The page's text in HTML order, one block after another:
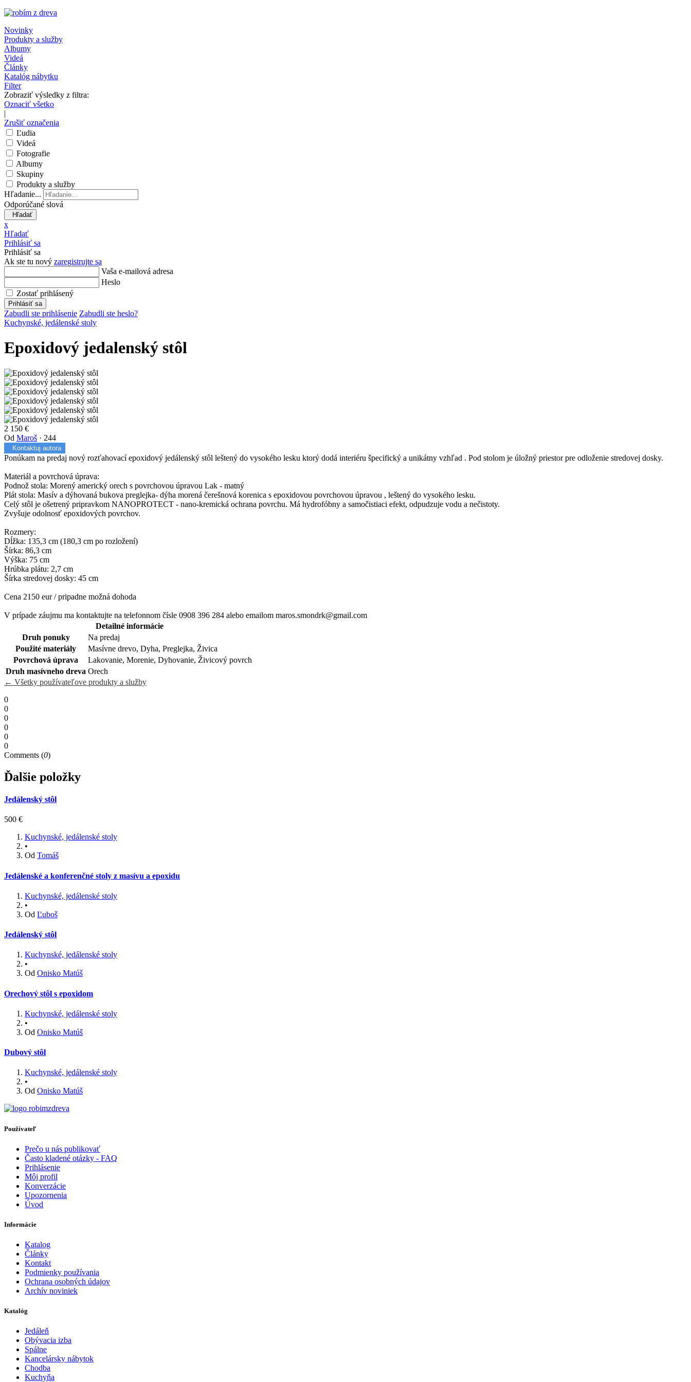
Novinky
Produkty a služby
Albumy
Videá
Články
Katalóg nábytku
Filter
Zobraziť výsledky z filtra:
Oznaciť všetko
|
Zrušiť označenia
Ľudia
Videá
Fotografie
Albumy
Skupiny
Produkty a služby
Hľadanie...
Odporúčané slová
Hľadať
x
Hľadať
Prihlásiť sa
Prihlásiť sa
Ak ste tu nový zaregistrujte sa
Vaša e-mailová adresa
Heslo
Zostať prihlásený
Prihlásiť sa
Zabudli ste prihlásenie Zabudli ste heslo?
Kuchynské, jedálenské stoly
Epoxidový jedalenský stôl
2 150 €
Od Maroš · 244
Kontaktuj autora
Ponúkam na predaj nový rozťahovací epoxidový jedálenský stôl leštený do vysokého lesku ktorý dodá interiéru špecifický a unikátny vzhľad . Pod stolom je úložný priestor pre odloženie stredovej dosky.
Materiál a povrchová úprava:
Podnož stola: Morený americký orech s povrchovou úpravou Lak - matný
Plát stola: Masív a dýhovaná bukova preglejka- dýha morená čerešnová korenica s epoxidovou povrchovou úpravou , leštený do vysokého lesku.
Celý stôl je ošetrený pripravkom NANOPROTECT - nano-kremická ochrana povrchu. Má hydrofóbny a samočistiaci efekt, odpudzuje vodu a nečistoty.
Zvyšuje odolnosť epoxidových povrchov.
Rozmery:
Dĺžka: 135,3 cm (180,3 cm po rozložení)
Šírka: 86,3 cm
Výška: 75 cm
Hrúbka plátu: 2,7 cm
Šírka stredovej dosky: 45 cm
Cena 2150 eur / pripadne možná dohoda
V prípade záujmu ma kontaktujte na telefonnom čísle 0908 396 284 alebo emailom maros.smondrk@gmail.com
Detailné informácie
Druh ponuky
Na predaj
Použité materiály
Masívne drevo, Dyha, Preglejka, Živica
Povrchová úprava
Lakovanie, Morenie, Dyhovanie, Živicový povrch
Druh masívneho dreva Orech
← Všetky používateľove produkty a služby
0
0
0
0
0
0
Comments (0)
Ďalšie položky
Jedálenský stôl
500 €
Kuchynské, jedálenské stoly
•
Od Tomáš
Jedálenské a konferenčné stoly z masívu a epoxidu
Kuchynské, jedálenské stoly
•
Od Ľuboš
Jedálenský stôl
Kuchynské, jedálenské stoly
•
Od Onisko Matúš
Orechový stôl s epoxidom
Kuchynské, jedálenské stoly
•
Od Onisko Matúš
Dubový stôl
Kuchynské, jedálenské stoly
•
Od Onisko Matúš
Používateľ
Prečo u nás publikovať
Často kladené otázky - FAQ
Prihlásenie
Môj profil
Konverzácie
Upozornenia
Úvod
Informácie
Katalog
Články
Kontakt
Podmienky používania
Ochrana osobných údajov
Archív noviniek
Katalóg
Jedáleň
Obývacia izba
Spálne
Kancelársky nábytok
Chodba
Kuchyňa